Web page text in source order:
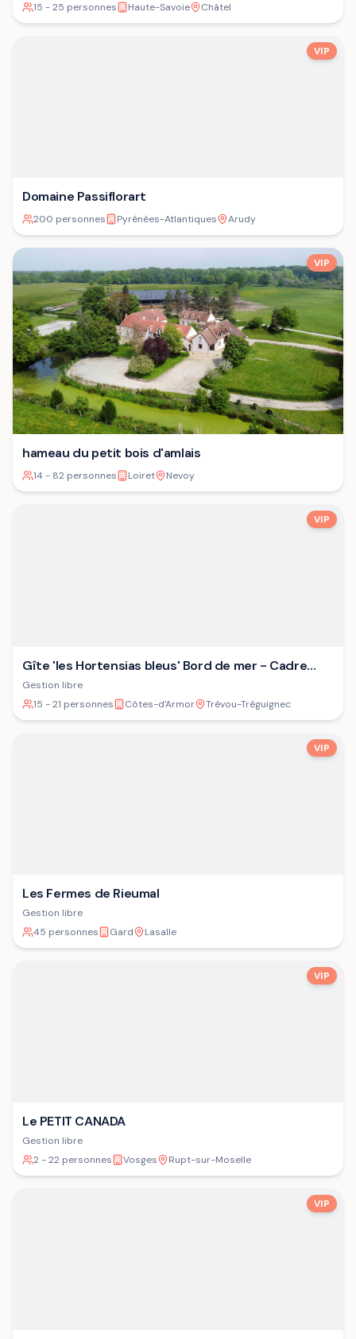
15 - 25 personnes Haute-Savoie Châtel
VIP
Domaine Passiflorart
200 personnes Pyrénées-Atlantiques Arudy
VIP
hameau du petit bois d'amlais
14 - 82 personnes Loiret Nevoy
VIP
Gîte 'les Hortensias bleus' Bord de mer - Cadre
verdoyant - Plage
Gestion libre
15 - 21 personnes
Côtes-d'Armor Trévou-Tréguignec
VIP
Les Fermes de Rieumal
Gestion libre
45 personnes
Gard Lasalle
VIP
Le PETIT CANADA
Gestion libre
2 - 22 personnes
Vosges Rupt-sur-Moselle
VIP